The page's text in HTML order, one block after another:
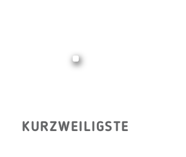
KURZWEILIGSTE